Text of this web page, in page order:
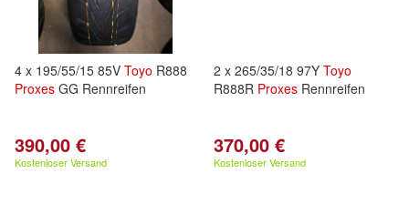
4 x 195/55/15 85V Toyo R888
Proxes GG Rennreifen
390,00 €
Kostenloser Versand
2 x 265/35/18 97Y Toyo
R888R Proxes Rennreifen
370,00 €
Kostenloser Versand